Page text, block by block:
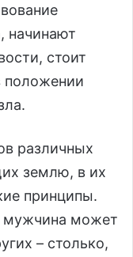
начинают
стоит
положении
различных
землю, в их
принципы.
мужчина может
– столько,